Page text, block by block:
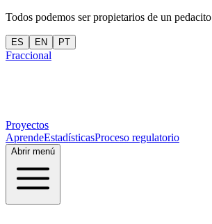
Todos podemos ser propietarios de un pedacito
ES EN PT
Fraccional
Proyectos
AprendeEstadísticasProceso regulatorio
Abrir menú